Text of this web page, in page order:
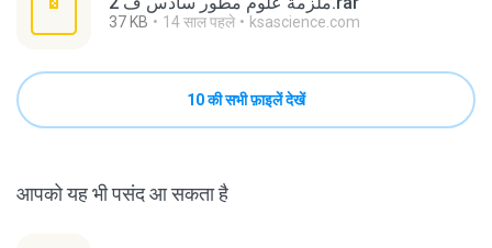
37 KB 14 साल पहले ksascience.com
10 की सभी फ़ाइलें देखें
आपको यह भी पसंद आ सकता है